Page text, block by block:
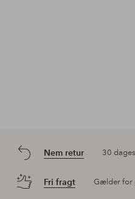
Nem retur 30
Fri fragt Gælder for